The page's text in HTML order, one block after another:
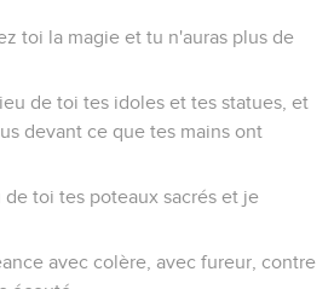
pas d'huile, tu feras couler le
pas de vin.
d'Omri et toute la manière
vous marchez d'après leurs
je te livrerai à la destruction, je ferai
de moquerie, et vous supporterez
»